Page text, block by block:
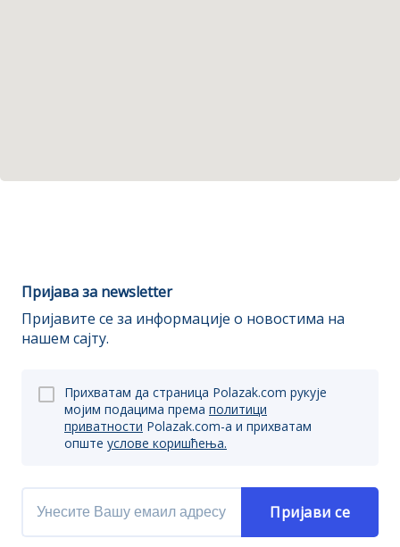
Пријава за newsletter
Пријавите се за информације о новостима на
нашем сајту.
Прихватам да страница Polazak.com рукује
мојим подацима према политици
приватности Polazak.com-a и прихватам
опште услове коришћења.
Пријави се